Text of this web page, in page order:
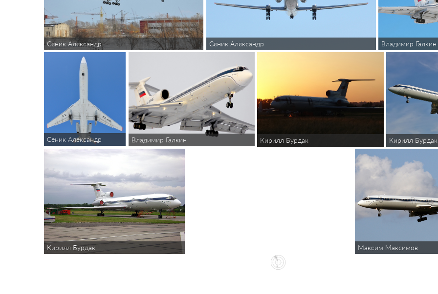
Сеник Александр Сеник Александр Владимир Галкин
Сеник Александр Владимир Галкин Кирилл Бурдак Кирилл Бурдак
Кирилл Бурдак Максим Максимов